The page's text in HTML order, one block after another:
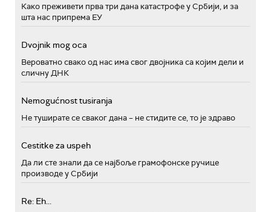
Како преживети прва три дана катастрофе у Србији, и за
шта нас припрема ЕУ
Dvojnik mog oca
Вероватно свако од нас има свог двојника са којим дели и
сличну ДНК
Nemogućnost tusiranja
Не туширате се сваког дана – не стидите се, то је здраво
Cestitke za uspeh
Да ли сте знали да се најбоље грамофонске ручице
производе у Србији
Re: Eh...